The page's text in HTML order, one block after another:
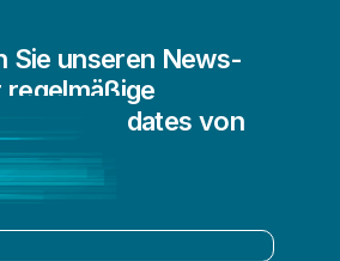
in die Cloud
Sie unseren News-
und Updates von